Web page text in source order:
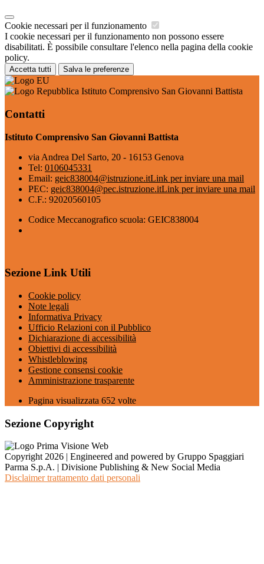
Cookie necessari per il funzionamento
I cookie necessari per il funzionamento non possono essere
disabilitati. È possibile consultare l'elenco nella pagina della cookie
policy.
Accetta tutti Salva le preferenze
Istituto Comprensivo San Giovanni Battista
Contatti
Istituto Comprensivo San Giovanni Battista
via Andrea Del Sarto, 20 - 16153 Genova
Tel: 0106045331
Email: geic838004@istruzione.itLink per inviare una mail
PEC: geic838004@pec.istruzione.itLink per inviare una mail
C.F.: 92020560105
Codice Meccanografico scuola: GEIC838004
Sezione Link Utili
Cookie policy
Note legali
Informativa Privacy
Ufficio Relazioni con il Pubblico
Dichiarazione di accessibilità
Obiettivi di accessibilità
Whistleblowing
Gestione consensi cookie
Amministrazione trasparente
Pagina visualizzata 652 volte
Sezione Copyright
Copyright 2026 | Engineered and powered by Gruppo Spaggiari
Parma S.p.A. | Divisione Publishing & New Social Media
Disclaimer trattamento dati personali